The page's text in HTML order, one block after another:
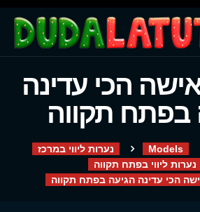
הכי עדינה
בפתח תקווה
Models
נערות ליווי במרכז
נערות ליווי בפתח תקווה
הכי עדינה הגיעה בפתח תקווה